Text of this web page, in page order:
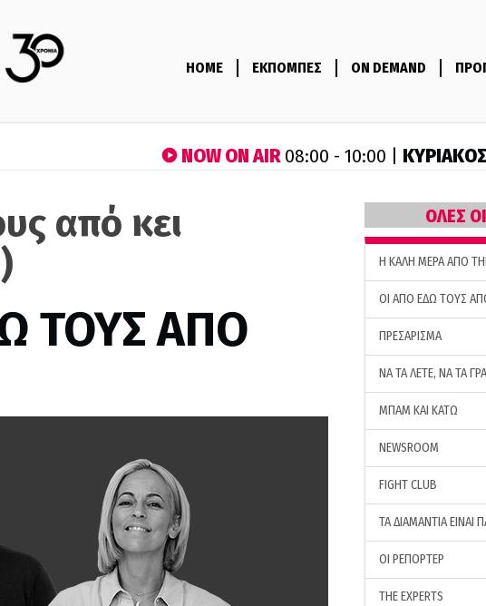
HOME ΕΚΠΟΜΠΕΣ ON DEMAND
NOW ON AIR08:00 - 10:00 |
από κει
ΤΟΥΣ ΑΠΟ
ΟΛΕΣ
H ΚΑΛΗ ΜΕΡΑ ΑΠΟ
ΟΙ ΑΠΟ ΕΔΩ ΤΟΥΣ
ΠΡΕΣΑΡΙΣΜΑ
ΝΑ ΤΑ ΛΕΤΕ, ΝΑ ΤΑ
ΜΠΑΜ ΚΑΙ ΚΑΤΩ
NEWSROOM
FIGHT CLUB
ΤΑ ΔΙΑΜΑΝΤΙΑ ΕΙΝΑΙ
ΟΙ ΡΕΠΟΡΤΕΡ
THE EXPERTS